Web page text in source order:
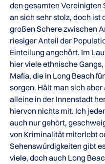
den gesamten Vereinigten
an sich sehr stolz, doch ist
großen Schere zwischen
riesiger Anteil der
Einteilung angehört. Im
hier viele ethnische
Mafia, die in Long Beach
sorgen. Hält man sich
alleine in der Innenstadt
hiervon nichts mit. Ich
auch nur gehört,
von Kriminalität miterlebt
Sehenswürdigkeiten gibt
viele, doch auch Long